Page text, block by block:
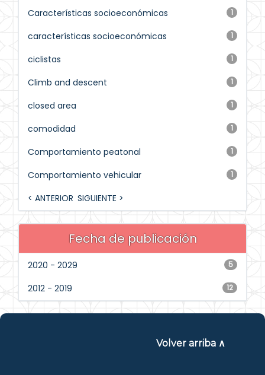
1
Características socioeconómicas
1
características socioeconómicas
1
ciclistas
1
Climb and descent
1
closed area
1
comodidad
1
Comportamiento peatonal
1
Comportamiento vehicular
< ANTERIOR SIGUIENTE >
Fecha de publicación
5
2020 - 2029
12
2012 - 2019
Volver arriba ∧